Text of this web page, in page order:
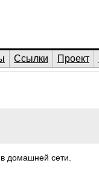
Ссылки Проект
домашней сети.